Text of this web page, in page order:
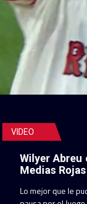
VIDEO
Wilyer
Medias Rojas
Lo mejor que le